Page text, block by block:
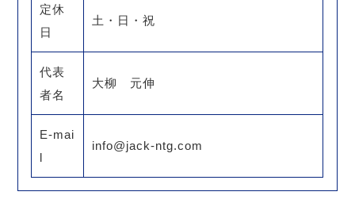
定休
日
土・日・祝
代表
者名
大柳 元伸
E-mai
l
info@jack-ntg.com